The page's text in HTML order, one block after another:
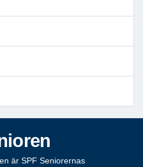
är SPF Seniorernas